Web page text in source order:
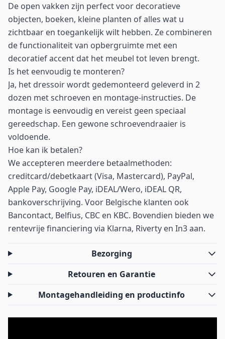
De open vakken zijn perfect voor decoratieve
objecten, boeken, kleine planten of alles wat u
zichtbaar en toegankelijk wilt hebben. Ze combineren
de functionaliteit van opbergruimte met een
decoratief accent dat het meubel tot leven brengt.
Is het eenvoudig te monteren?
Ja, het dressoir wordt gedemonteerd geleverd in 2
dozen met schroeven en montage-instructies. De
montage is eenvoudig en vereist geen speciaal
gereedschap. Een gewone schroevendraaier is
voldoende.
Hoe kan ik betalen?
We accepteren meerdere betaalmethoden:
creditcard/debetkaart (Visa, Mastercard), PayPal,
Apple Pay, Google Pay, iDEAL/Wero, iDEAL QR,
bankoverschrijving. Voor Belgische klanten ook
Bancontact, Belfius, CBC en KBC. Bovendien bieden we
rentevrije financiering via Klarna, Riverty en In3 aan.
Bezorging
Retouren en Garantie
Montagehandleiding en productinfo